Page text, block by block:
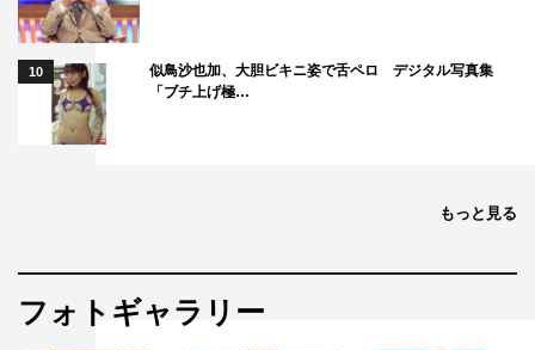
10
似鳥沙也加、大胆ビキニ姿で舌ペロ デジタル写真集
「ブチ上げ極…
もっと見る
フォトギャラリー